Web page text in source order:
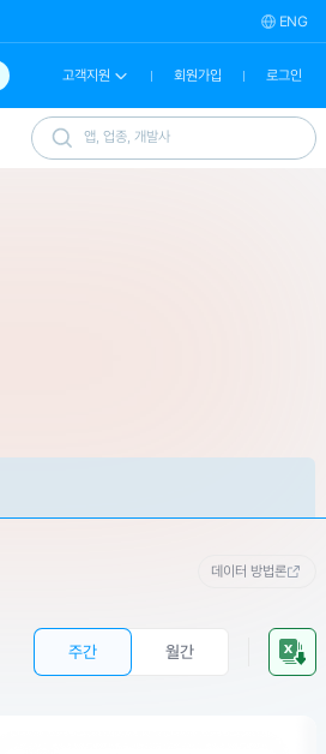
ENG
고객지원 회원가입 로그인
데이터 방법론
주간 월간